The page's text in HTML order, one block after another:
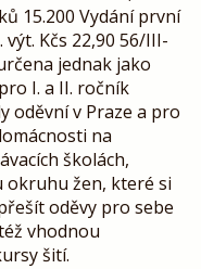
15.200 Vydání první
výt. Kčs 22,90 56/III-
jednak jako
I. a II. ročník
oděvní v Praze a pro
na
školách,
okruhu žen, které si
oděvy pro sebe
vhodnou
šití.